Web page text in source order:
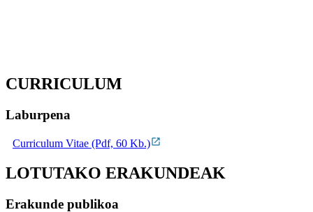
CURRICULUM
Laburpena
Curriculum Vitae (Pdf, 60 Kb.)
LOTUTAKO ERAKUNDEAK
Erakunde publikoa